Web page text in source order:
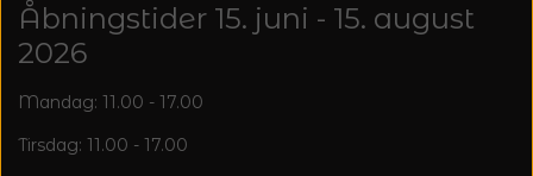
Åbningstider 15. juni - 15. august
2026
Mandag: 11.00 - 17.00
Tirsdag: 11.00 - 17.00